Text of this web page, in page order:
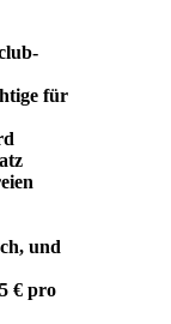
für
und
€ pro